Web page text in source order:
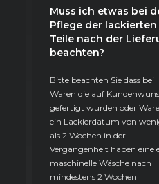
Muss ich etwas bei
Pflege der lackierten
Teile nach der
beachten?
Bitte beachten Sie dass bei
Waren die auf
gefertigt wurden oder
ein Lackierdatum von
als 2 Wochen in der
Vergangenheit haben eine
maschinelle Wäsche nach
mindestens 2 Wochen